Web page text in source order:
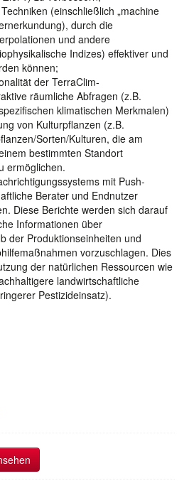
(einschließlich „machine
durch die
und andere
Indizes) effektiver und
können;
der TerraClim-
räumliche Abfragen (z.B.
klimatischen Merkmalen)
von Kulturpflanzen (z.B.
Sorten/Kulturen, die am
bestimmten Standort
ermöglichen.
mit Push-
Berater und Endnutzer
Diese Berichte werden sich darauf
Informationen über
der Produktionseinheiten und
vorzuschlagen. Dies
der natürlichen Ressourcen wie
landwirtschaftliche
Pestizideinsatz).